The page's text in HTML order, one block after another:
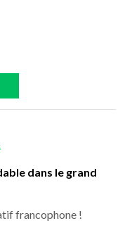
dans le grand
francophone !